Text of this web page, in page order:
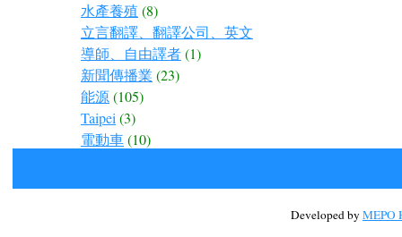
水產養殖 (8)
立言翻譯、翻譯公司、英文
導師、自由譯者(1)
新聞傳播業 (23)
能源(105)
Taipei(3)
電動車(10)
Developed by MEPO